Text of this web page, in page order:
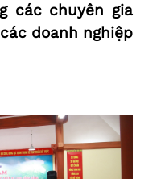
các chuyên gia
doanh nghiệp